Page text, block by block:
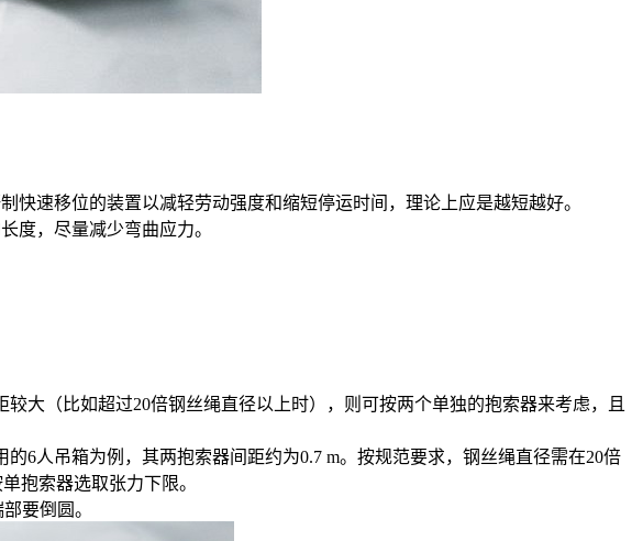
速移位的装置以减轻劳动强度和缩短停运时间，理论上应是越短越好。
，尽量减少弯曲应力。
（比如超过20倍钢丝绳直径以上时），则可按两个单独的抱索器来考虑，且
人吊箱为例，其两抱索器间距约为0.7 m。按规范要求，钢丝绳直径需在20倍
抱索器选取张力下限。
要倒圆。